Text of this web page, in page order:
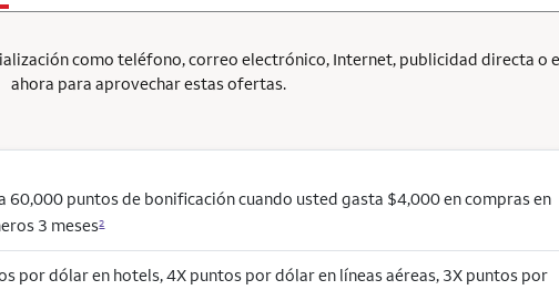
como teléfono, correo electrónico, Internet, publicidad directa o
ahora para aprovechar estas ofertas.
60,000 puntos de bonificación cuando usted gasta $4,000 en compras en
3 meses2
por dólar en hotels, 4X puntos por dólar en líneas aéreas, 3X puntos por